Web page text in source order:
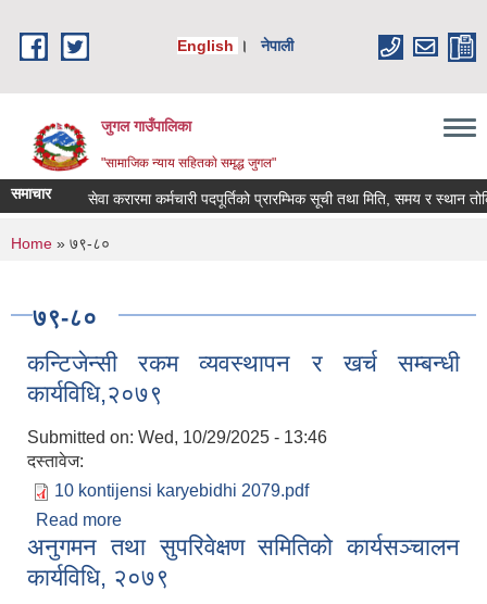
English
। नेपाली
जुगल गाउँपालिका
"सामाजिक न्याय सहितकाे समृद्ध जुगल"
समाचार सेवा करारमा कर्मचारी पदपूर्तिको प्रारम्भिक सूची तथा मिति, समय र स्थान
You are here
Home » ७९-८०
७९-८०
कन्टिजेन्सी रकम व्यवस्थापन र खर्च सम्बन्धी
कार्यविधि,२०७९
Submitted on: Wed, 10/29/2025 - 13:46
दस्तावेज:
10 kontijensi karyebidhi 2079.pdf
Read more
कार्यविधि,२०७९
अनुगमन तथा सुपरिवेक्षण समितिको कार्यसञ्चालन
कार्यविधि, २०७९